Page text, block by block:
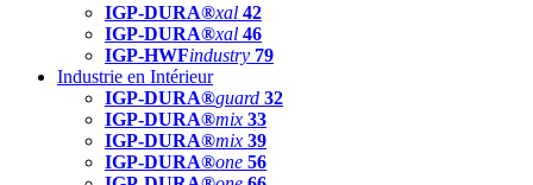
IGP-DURA®xal 42
IGP-DURA®xal 46
IGP-HWFindustry 79
Industrie en Intérieur
IGP-DURA®guard 32
IGP-DURA®mix 33
IGP-DURA®mix 39
IGP-DURA®one 56